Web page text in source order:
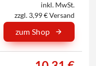
inkl. MwSt.
zzgl. 3,99 € Versand
zum Shop